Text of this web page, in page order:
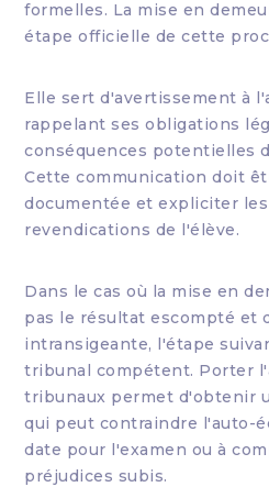
formelles. La mise en
étape officielle de cette
Elle sert d'avertissement à
rappelant ses obligations
conséquences potentielles
Cette communication doit
documentée et expliciter
revendications de l'élève.
Dans le cas où la mise en
pas le résultat escompté et
intransigeante, l'étape
tribunal compétent. Porter
tribunaux permet d'obtenir
qui peut contraindre l'auto-
date pour l'examen ou à
préjudices subis.